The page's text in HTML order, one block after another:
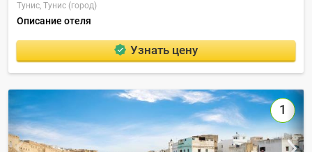
Тунис, Тунис (город)
Описание отеля
Узнать цену
1